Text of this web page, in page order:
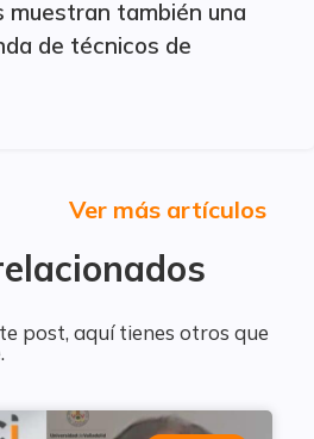
muestran también una
de técnicos de
Ver más artículos
post, aquí tienes otros que